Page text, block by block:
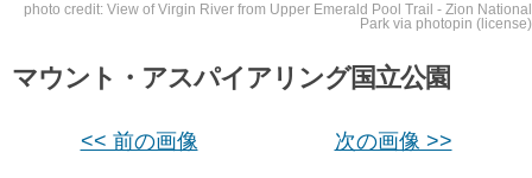
photo credit: View of Virgin River from Upper Emerald Pool Trail - Zion National
Park via photopin (license)
マウント・アスパイアリング国立公園
<< 前の画像 次の画像 >>